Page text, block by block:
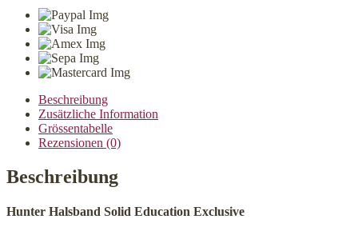
Education
Exclusive
dunkelbraun/schwarz
Menge
Beschreibung
Zusätzliche Information
Grössentabelle
Rezensionen (0)
Beschreibung
Hunter Halsband Solid Education Exclusive